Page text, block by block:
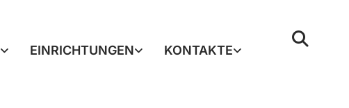
EINRICHTUNGEN KONTAKTE